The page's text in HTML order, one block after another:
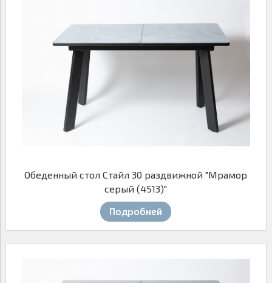
Обеденный стол Стайл 30 раздвижной "Мрамор
серый (4513)"
Подробней